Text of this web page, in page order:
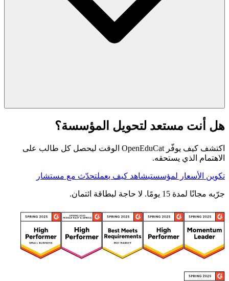
هل أنت مستعد لتحويل المؤسسة؟
اكتشف كيف يوفّر OpenEduCat الوقت ليحصل كل طالب على
الاهتمام الذي يستحقه.
تكوين الأسعار لمؤسستيشاهد كيف يعملتحدّث مع مستشار
جرّبه مجانًا لمدة 15 يومًا. لا حاجة لبطاقة ائتمان.